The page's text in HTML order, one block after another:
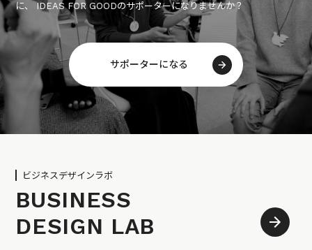
に、 IDEAS FOR GOODのサポーターになりませんか？
サポーターになる
ビジネスデザインラボ
BUSINESS
DESIGN LAB